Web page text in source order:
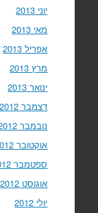
יוני 2013
מאי 2013
אפריל 2013
מרץ 2013
ינואר 2013
דצמבר 2012
נובמבר 2012
אוקטובר 2012
ספטמבר 2012
אוגוסט 2012
יולי 2012